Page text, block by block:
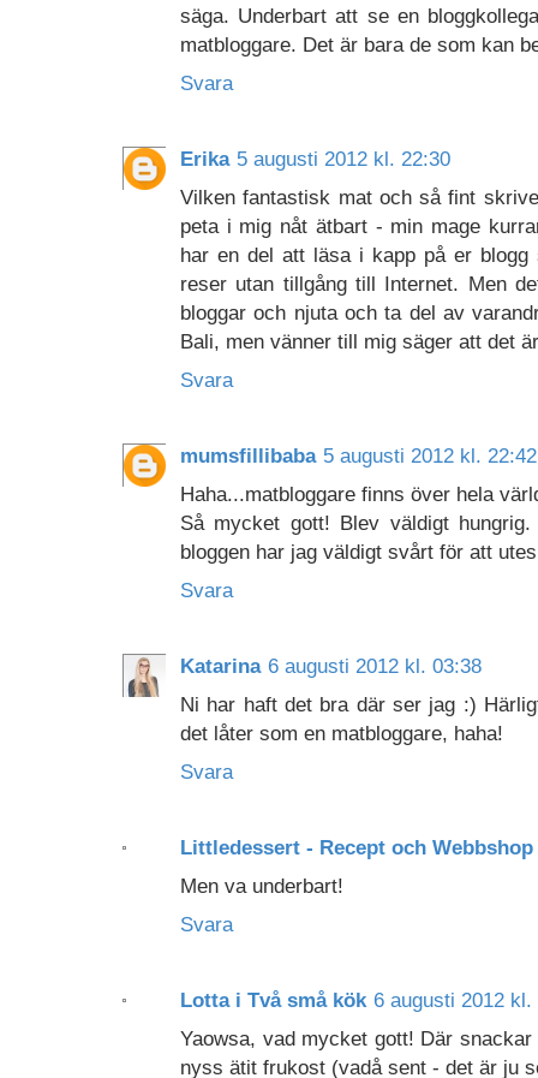
säga. Underbart att se en
matbloggare. Det är bara de som kan
Svara
Erika 5 augusti 2012 kl. 22:30
Vilken fantastisk mat och så fint
peta i mig nåt ätbart - min mage
har en del att läsa i kapp på er
reser utan tillgång till Internet. Men
bloggar och njuta och ta del av
Bali, men vänner till mig säger att det
Svara
mumsfillibaba 5 augusti 2012 kl. 22:42
Haha...matbloggare finns över hela
Så mycket gott! Blev väldigt
bloggen har jag väldigt svårt för att
Svara
Katarina 6 augusti 2012 kl. 03:38
Ni har haft det bra där ser jag :)
det låter som en matbloggare, haha!
Svara
Littledessert - Recept och Webbshop
Men va underbart!
Svara
Lotta i Två små kök 6 augusti 2012 kl.
Yaowsa, vad mycket gott! Där
nyss ätit frukost (vadå sent - det är ju